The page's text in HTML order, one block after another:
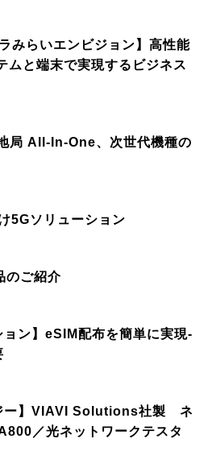
みらいエンビジョン】高性能
ムと端末で実現するビジネス
局 All-In-One、次世代機種の
5Gソリューション
のご紹介
ョン】eSIM配布を簡単に実現-
ー】VIAVI Solutions社製 ネ
／光ネットワークテスタ